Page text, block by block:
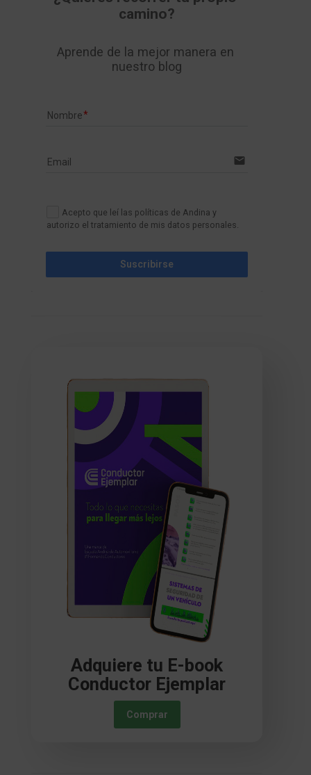
camino?
Aprende de la mejor manera en
nuestro blog
Nombre
Email email
Acepto que leí las políticas de Andina y
autorizo el tratamiento de mis datos personales.
Suscribirse
Adquiere tu E-book
Conductor Ejemplar
Comprar